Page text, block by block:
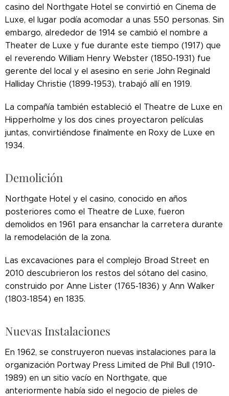
casino del Northgate Hotel se convirtió en Cinema de
Luxe, el lugar podía acomodar a unas 550 personas. Sin
embargo, alrededor de 1914 se cambió el nombre a
Theater de Luxe y fue durante este tiempo (1917) que
el reverendo William Henry Webster (1850-1931) fue
gerente del local y el asesino en serie John Reginald
Halliday Christie (1899-1953), trabajó allí en 1919.
La compañía también estableció el Theatre de Luxe en
Hipperholme y los dos cines proyectaron películas
juntas, convirtiéndose finalmente en Roxy de Luxe en
1934.
Demolición
Northgate Hotel y el casino, conocido en años
posteriores como el Theatre de Luxe, fueron
demolidos en 1961 para ensanchar la carretera durante
la remodelación de la zona.
Las excavaciones para el complejo Broad Street en
2010 descubrieron los restos del sótano del casino,
construido por Anne Lister (1765-1836) y Ann Walker
(1803-1854) en 1835.
Nuevas Instalaciones
En 1962, se construyeron nuevas instalaciones para la
organización Portway Press Limited de Phil Bull (1910-
1989) en un sitio vacío en Northgate, que
anteriormente había sido el negocio de pieles de